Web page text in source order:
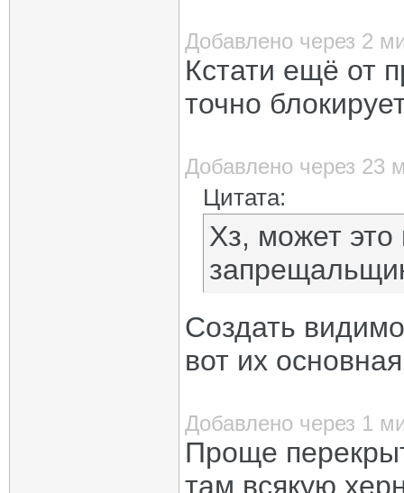
Добавлено через 2
Кстати ещё от
точно
Добавлено через 23
Цитата:
Хз, может это
Создать
вот их
Добавлено через 1
Проще
там всякую